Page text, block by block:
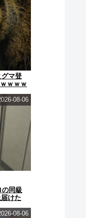
グマ登
ｗｗｗ
の同級
けた
08-06
08-06